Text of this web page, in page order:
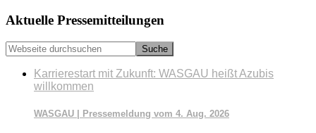
Seitenspalte
Aktuelle Pressemitteilungen
Webseite
durchsuchen
Karrierestart mit Zukunft: WASGAU heißt Azubis
willkommen
WASGAU | Pressemeldung vom 4. Aug. 2026